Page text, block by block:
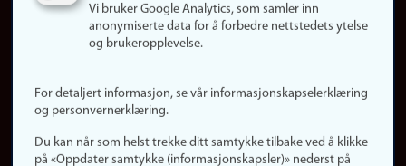
Om nettstedet
Informasjonskapsler
Personvern
Vi bruker Google Analytics, som samler inn
anonymiserte data for å forbedre nettstedets ytelse
og brukeropplevelse.
For detaljert informasjon, se vår informasjonskapselerklæring
og personvernerklæring.
Du kan når som helst trekke ditt samtykke tilbake ved å klikke
på «Oppdater samtykke (informasjonskapsler)» nederst på